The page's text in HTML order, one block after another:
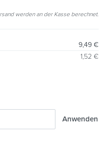
werden an der Kasse berechnet.
9,49 €
1,52 €